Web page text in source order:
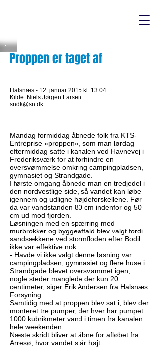
Proppen er taget af
Halsnæs - 12. januar 2015 kl. 13:04
Kilde: Niels Jørgen Larsen
sndk@sn.dk
Mandag formiddag åbnede folk fra KTS-
Entreprise »proppen«, som man lørdag
eftermiddag satte i kanalen ved Havnevej i
Frederiksværk for at forhindre en
oversvømmelse omkring campingpladsen,
gymnasiet og Strandgade.
I første omgang åbnede man en tredjedel i
den nordvestlige side, så vandet kan løbe
igennem og udligne højdeforskellene. Før
da var vandstanden 80 cm indenfor og 50
cm ud mod fjorden.
Løsningen med en spærring med
murbrokker og byggeaffald blev valgt fordi
sandsækkene ved stormfloden efter Bodil
ikke var effektive nok.
- Havde vi ikke valgt denne løsning var
campingpladsen, gymnasiet og flere huse i
Strandgade blevet oversvømmet igen,
nogle steder manglede der kun 20
centimeter, siger Erik Andersen fra Halsnæs
Forsyning.
Samtidig med at proppen blev sat i, blev der
monteret tre pumper, der hver har pumpet
1000 kubrikmeter vand i timen fra kanalen
hele weekenden.
Næste skridt bliver at åbne for afløbet fra
Arresø, hvor vandet står højt.